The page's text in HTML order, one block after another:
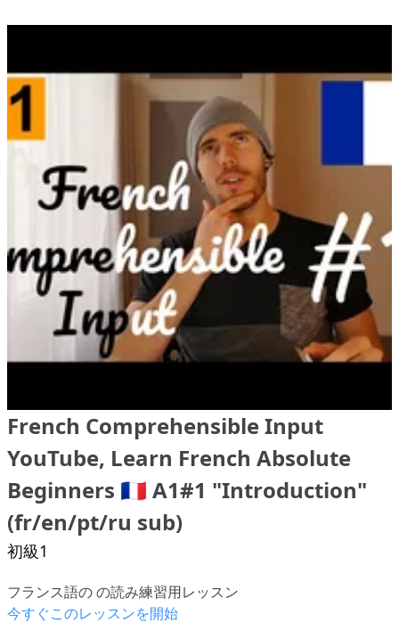
French Comprehensible Input
YouTube, Learn French Absolute
Beginners 🇫🇷 A1#1 "Introduction"
(fr/en/pt/ru sub)
初級1
フランス語の の読み練習用レッスン
今すぐこのレッスンを開始